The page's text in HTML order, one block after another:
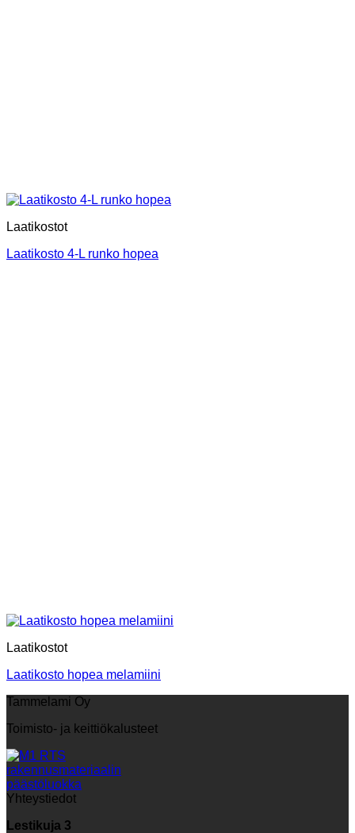
Laatikostot
Laatikosto 4-L runko hopea
Laatikostot
Laatikosto hopea melamiini
Tammelami Oy
Toimisto- ja keittiökalusteet
Yhteystiedot
Lestikuja 3